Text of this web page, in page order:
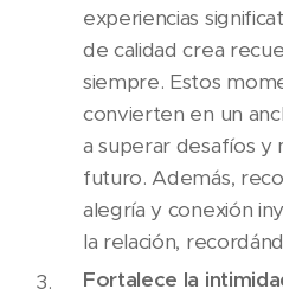
experiencias
de calidad crea
siempre. Estos
convierten en un
a superar desafíos y
futuro. Además,
alegría y conexión
la relación,
Fortalece la